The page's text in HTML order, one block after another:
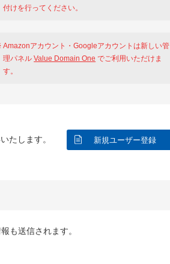
付けを行ってください。
Amazonアカウント・Googleアカウントは新しい管
理パネルValue Domain One でご利用いただけま
す。
たします。 新規ユーザー登録
も送信されます。